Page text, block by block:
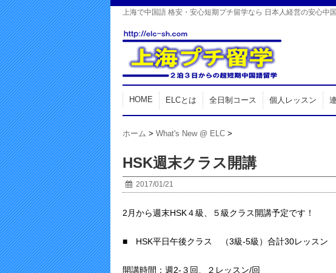
上海で中国語 格安・安心短期プチ留学なら 日本人経営の安心中
HOME ELCとは 全日制コース 個人レッスン
ホーム > What's New @ ELC >
HSK週末クラス開講
2017/01/21
2月から週末HSK４級、５級クラス開講予定です！
■ HSK平日午後クラス （3級-5級）合計30レッスン
開講時間：週2‐３回、２レッスン/回